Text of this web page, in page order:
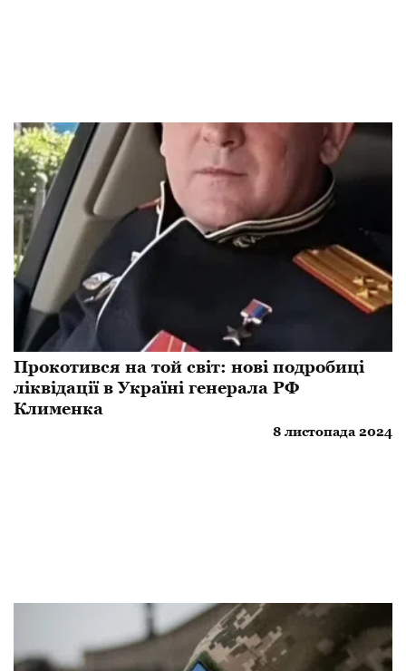
Прокотився на той світ: нові подробиці
ліквідації в Україні генерала РФ
Клименка
8 листопада 2024